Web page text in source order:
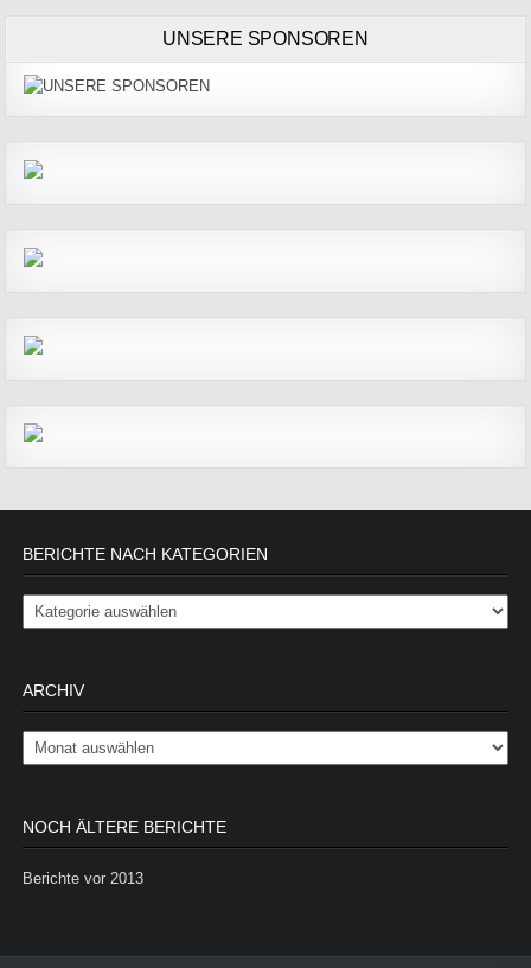
UNSERE SPONSOREN
BERICHTE NACH KATEGORIEN
Berichte nach Kategorien
ARCHIV
Archiv
NOCH ÄLTERE BERICHTE
Berichte vor 2013